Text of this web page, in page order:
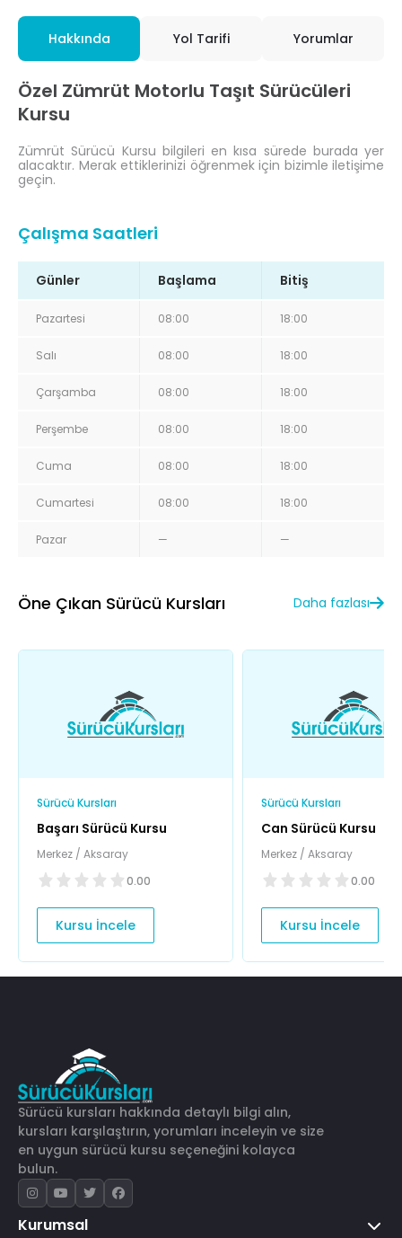
Hakkında Yol Tarifi Yorumlar
Özel Zümrüt Motorlu Taşıt Sürücüleri
Kursu
Zümrüt Sürücü Kursu bilgileri en kısa sürede burada yer
alacaktır. Merak ettiklerinizi öğrenmek için bizimle iletişime
geçin.
Çalışma Saatleri
Günler Başlama Bitiş
Pazartesi 08:00 18:00
Salı 08:00 18:00
Çarşamba 08:00 18:00
Perşembe 08:00 18:00
Cuma 08:00 18:00
Cumartesi 08:00 18:00
Pazar — —
Öne Çıkan Sürücü Kursları Daha fazlası
Sürücü Kursları
Başarı Sürücü Kursu
Merkez / Aksaray
0.00
Kursu İncele
Sürücü Kursları
Can Sürücü Kursu
Merkez / Aksaray
0.00
Kursu İncele
Sürücü kursları hakkında detaylı bilgi alın,
kursları karşılaştırın, yorumları inceleyin ve size
en uygun sürücü kursu seçeneğini kolayca
bulun.
Kurumsal